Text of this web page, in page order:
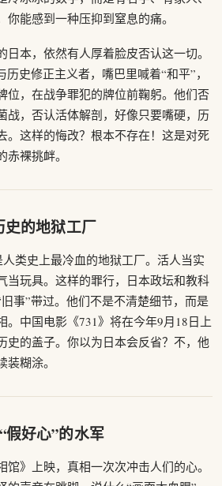
能感到一种压抑到窒息的痛。
本，依然有人厚着脸皮否认这一切。
史修正主义者，嘴巴里喊着“和平”，
位，在战争罪犯的牌位前鞠躬。他们否
战，否认活体解剖，好像只要嘴硬，历
。这样的悔改？根本不存在！这是对死
裸挑衅。
的地狱工厂
类史上最冷血的地狱工厂。活人当实
当玩具。这样的罪行，日本政坛和教科
事”带过。他们不是不清楚细节，而是
。中国电影《731》将在今年9月18日上
史的盖子。你以为日本会反省？不，他
糊涂。
假好心”的水军
》上映，真相一次次冲击人们的心。